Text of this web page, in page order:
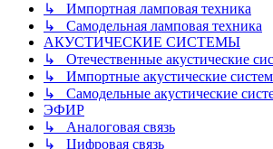
↳ Импортная ламповая техника
↳ Самодельная ламповая техника
АКУСТИЧЕСКИЕ СИСТЕМЫ
↳ Отечественные акустические
↳ Импортные акустические
↳ Самодельные акустические
ЭФИР
↳ Аналоговая связь
↳ Цифровая связь